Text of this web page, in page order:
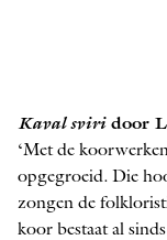
Kaval sviridoor
‘Met de
opgegroeid. Die
zongen de
koor bestaat al